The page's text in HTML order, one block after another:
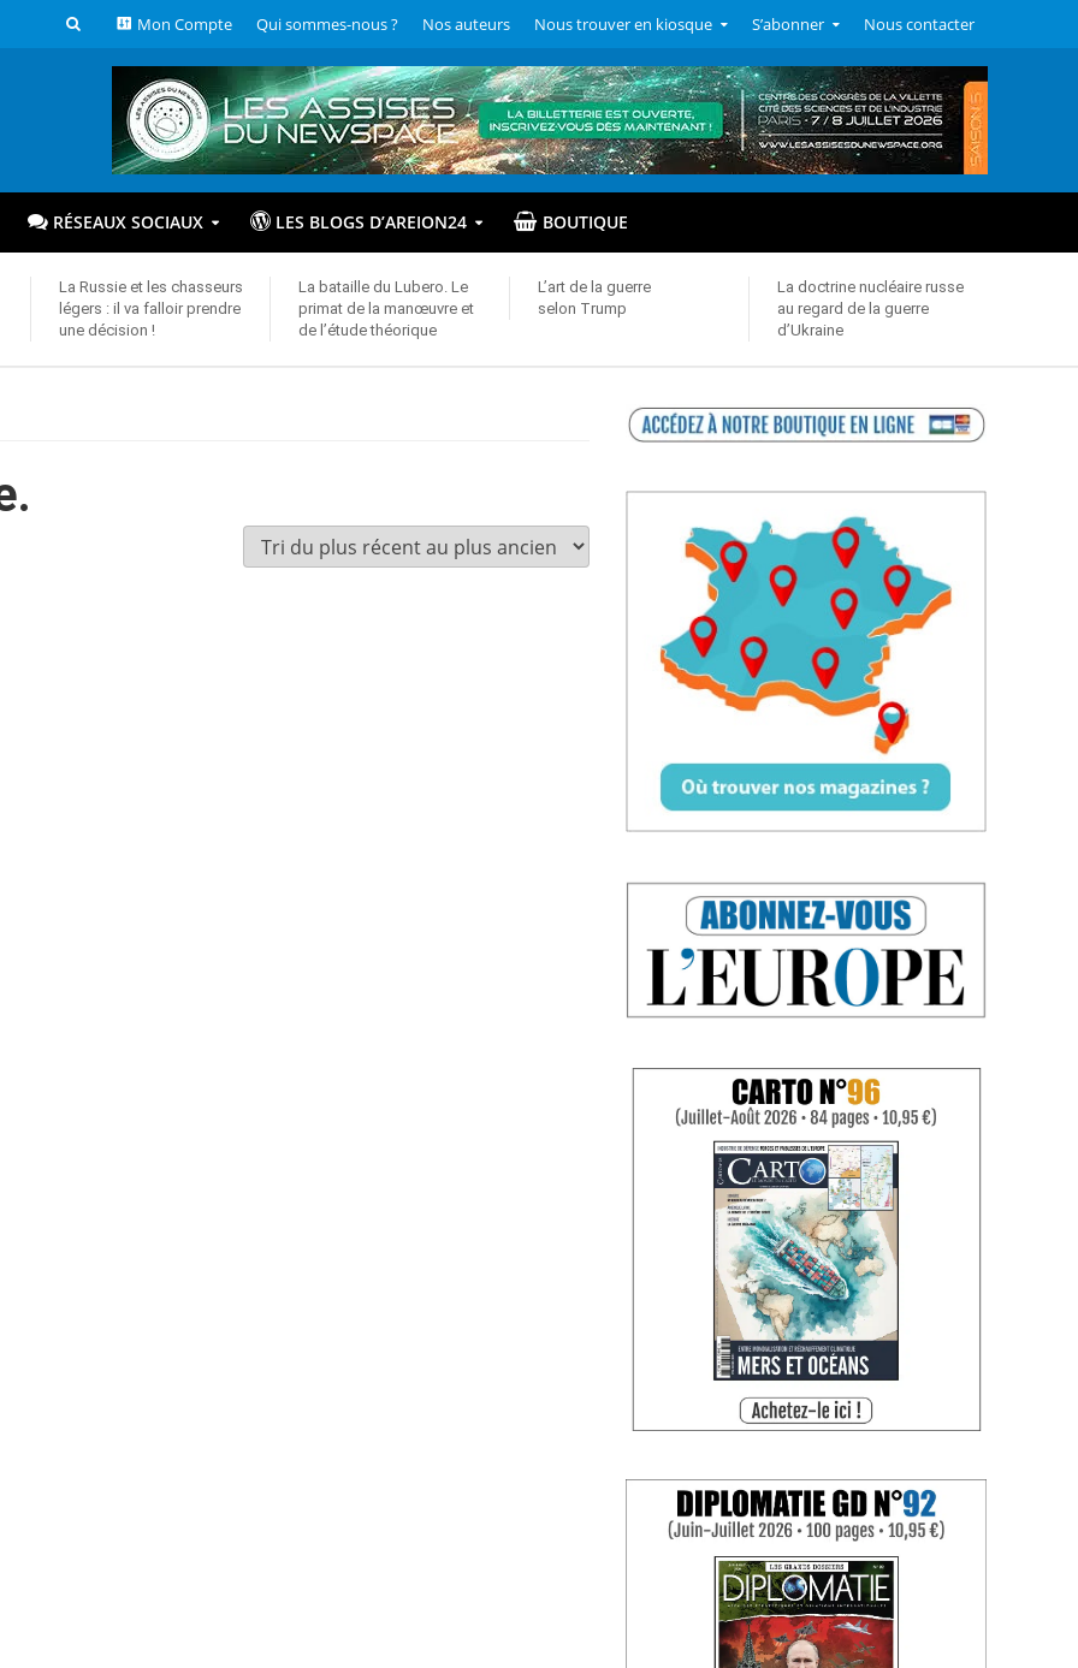
Mon Compte Qui sommes-nous ? Nos auteurs Nous trouver en kiosque S’abonner Nous contacter
RÉSEAUX SOCIAUX LES BLOGS D’AREION24 BOUTIQUE
La Russie et les chasseurs
légers : il va falloir prendre
une décision !
La bataille du Lubero. Le
primat de la manœuvre et
de l’étude théorique
L’art de la guerre
selon Trump
La doctrine nucléaire russe
au regard de la guerre
d’Ukraine